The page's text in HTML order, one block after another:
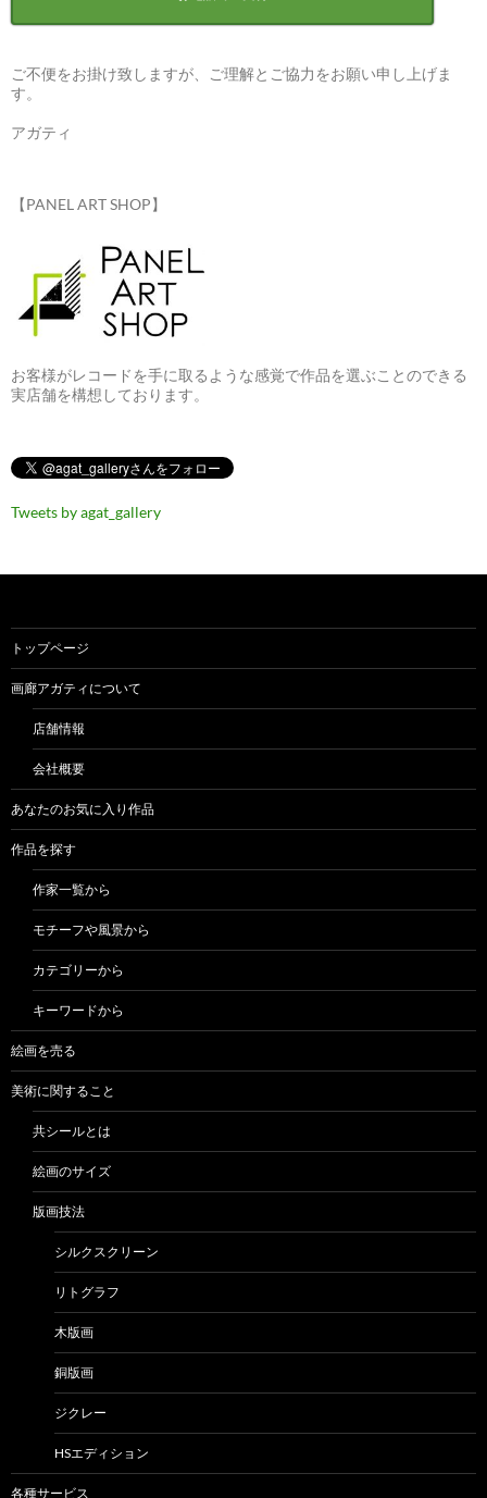
ご不便をお掛け致しますが、ご理解とご協力をお願い申し上げま
す。
アガティ
【PANEL ART SHOP】
お客様がレコードを手に取るような感覚で作品を選ぶことのできる
実店舗を構想しております。
Tweets by agat_gallery
トップページ
画廊アガティについて
店舗情報
会社概要
あなたのお気に入り作品
作品を探す
作家一覧から
モチーフや風景から
カテゴリーから
キーワードから
絵画を売る
美術に関すること
共シールとは
絵画のサイズ
版画技法
シルクスクリーン
リトグラフ
木版画
銅版画
ジクレー
HSエディション
各種サービス